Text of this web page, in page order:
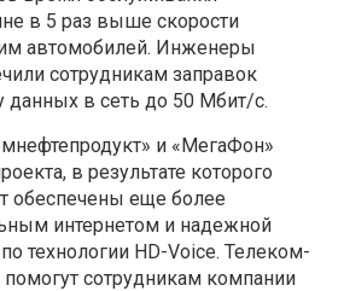
в 5 раз выше скорости
автомобилей. Инженеры
сотрудникам заправок
данных в сеть до 50 Мбит/с.
и «МегаФон»
в результате которого
обеспечены еще более
интернетом и надежной
технологии HD-Voice. Телеком-
сотрудникам компании